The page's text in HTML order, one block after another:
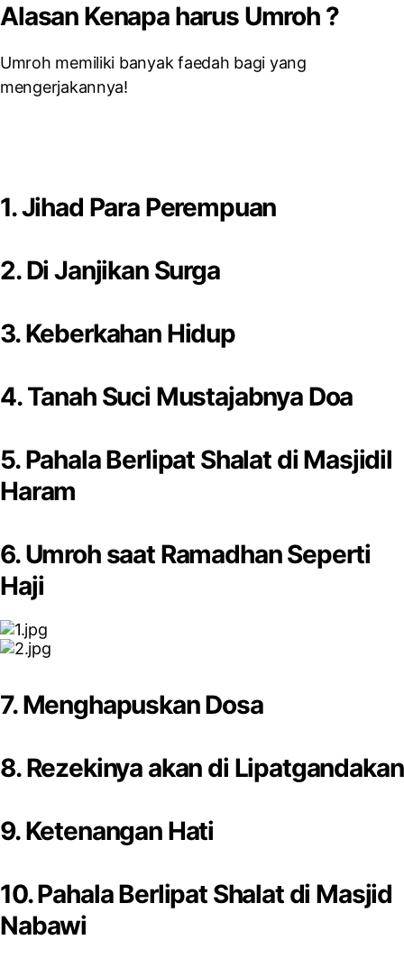
Alasan Kenapa harus Umroh ?
Umroh memiliki banyak faedah bagi yang
mengerjakannya!
1. Jihad Para Perempuan
2. Di Janjikan Surga
3. Keberkahan Hidup
4. Tanah Suci Mustajabnya Doa
5. Pahala Berlipat Shalat di Masjidil
Haram
6. Umroh saat Ramadhan Seperti
Haji
7. Menghapuskan Dosa
8. Rezekinya akan di Lipatgandakan
9. Ketenangan Hati
10. Pahala Berlipat Shalat di Masjid
Nabawi